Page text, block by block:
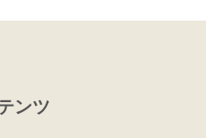
ンツ